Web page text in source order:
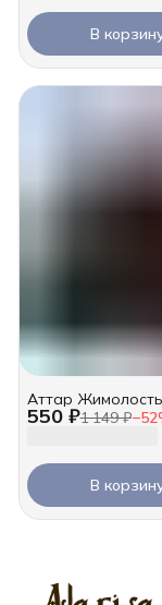
В
550 ₽1 149 ₽−52
Аттар
В